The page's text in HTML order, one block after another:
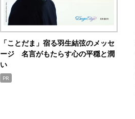
「ことだま」宿る羽生結弦のメッセ
ージ 名言がもたらす心の平穏と潤
い
PR